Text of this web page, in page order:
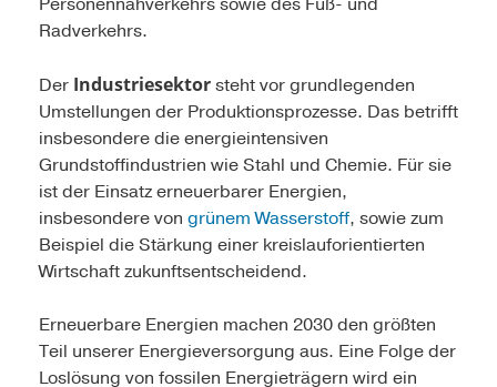
Radverkehrs.
Der Industriesektorsteht vor grundlegenden
Umstellungen der Produktionsprozesse. Das betrifft
insbesondere die energieintensiven
Grundstoffindustrien wie Stahl und Chemie. Für sie
ist der Einsatz erneuerbarer Energien,
insbesondere von grünem Wasserstoff, sowie zum
Beispiel die Stärkung einer kreislauforientierten
Wirtschaft zukunftsentscheidend.
Erneuerbare Energien machen 2030 den größten
Teil unserer Energieversorgung aus. Eine Folge der
Loslösung von fossilen Energieträgern wird ein